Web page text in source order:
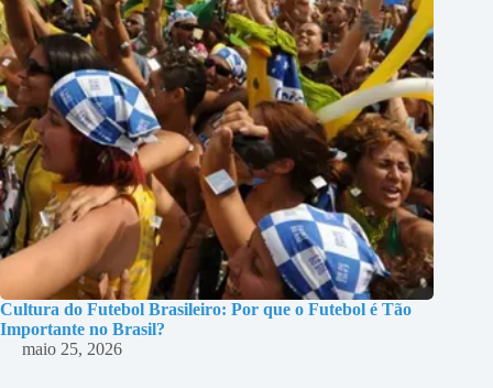
Cultura do Futebol Brasileiro: Por que o Futebol é Tão
Importante no Brasil?
maio 25, 2026